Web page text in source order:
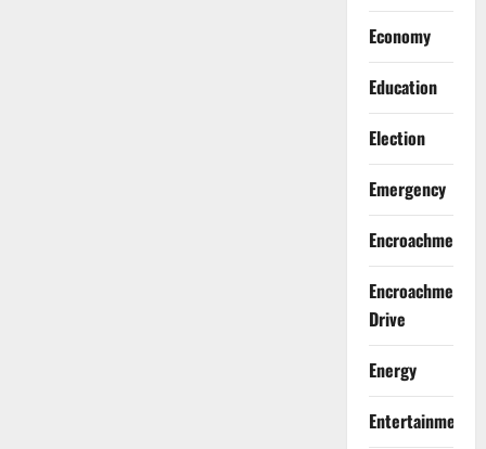
Economy
Education
Election
Emergency
Encroachment
Encroachment
Drive
Energy
Entertainment